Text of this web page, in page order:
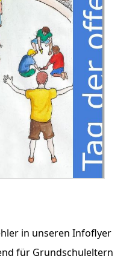
in unseren Infoflyer
für Grundschuleltern